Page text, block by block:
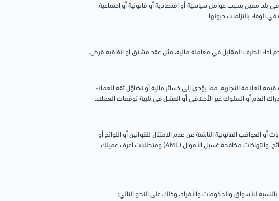
في بلد معين بسبب عوامل سياسية أو اقتصادية أو قانونية أو اجتماعية.
الوفاء بالتزامات ديونها.
أداء الطرف المقابل في معاملة مالية، مثل عقد مشتق أو اتفاقية قرض.
العلامة التجارية، مما يؤدي إلى خسائر مالية أو تضاؤل ثقة العملاء
العام أو السلوك غير الأخلاقي أو الفشل في تلبية توقعات العملاء.
أو العواقب القانونية الناشئة عن عدم الامتثال للقوانين أو اللوائح أو
معايير الصناعة. وهي تشمل المخاطر المرتبطة بالتغييرات في اللوائح، وانتهاكات مكافحة غسيل الأموال (AML) ومتطلبات اعرف عميلك
للأسواق والحكومات والأفراد، وذلك على النحو التالي: